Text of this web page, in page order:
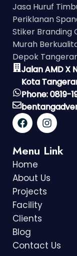
Jasa Huruf
Periklanan
Stiker Branding
Murah
Depok
Jalan AMD X
Kota
Phone: 0819-
Menu Link
Home
About Us
Projects
Facility
Clients
Blog
Contact Us